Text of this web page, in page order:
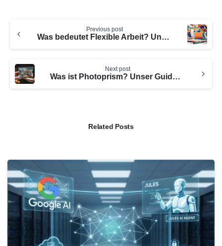
Reading
Previous post
Was bedeutet Flexible Arbeit? Unser Leitfaden zur flexiblen Arbeitszeit
Next post
Was ist Photoprism? Unser Guide zur neuen Foto-Verwaltungs-App
Related Posts